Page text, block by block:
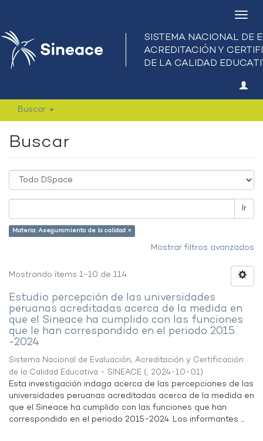
Buscar
Buscar
Ir
Materia: Aseguramiento de la calidad ×
Mostrar filtros avanzados
Mostrando ítems 1-10 de 114
Estudio percepción de las universidades
peruanas acreditadas acerca de la medida en
que el Sineace ha cumplido con las funciones
que le han correspondido en el periodo 2015
-2024
Sistema Nacional de Evaluación, Acreditación y Certificación
de la Calidad Educativa - SINEACE (, 2024-10-01)
Esta investigación indaga acerca de las percepciones de las
universidades peruanas acreditadas acerca de la medida en
que el Sineace ha cumplido con las funciones que han
correspondido en el periodo 2015-2024. Los informantes ...